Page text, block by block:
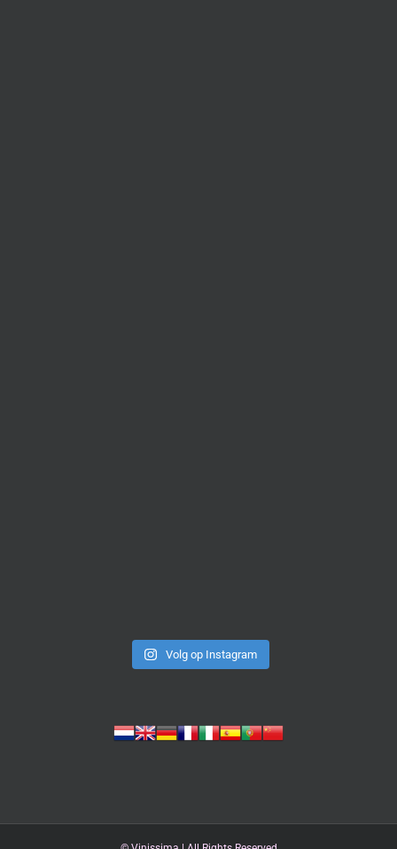
Volg op Instagram